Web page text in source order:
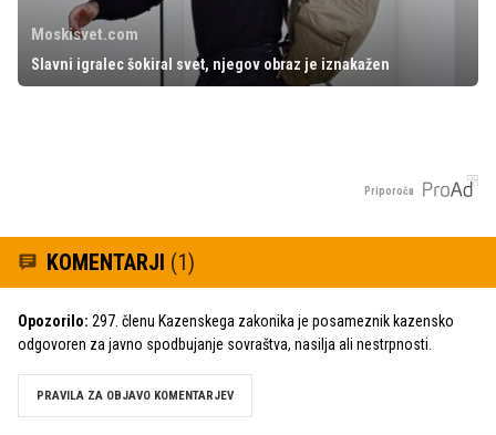
Moskisvet.com
Slavni igralec šokiral svet, njegov obraz je iznakažen
Priporoča
KOMENTARJI (1)
Opozorilo: 297. členu Kazenskega zakonika je posameznik kazensko
odgovoren za javno spodbujanje sovraštva, nasilja ali nestrpnosti.
PRAVILA ZA OBJAVO KOMENTARJEV